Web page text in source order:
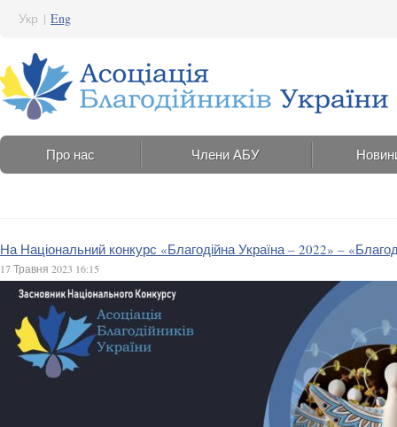
Укр | Eng
Про нас Члени АБУ
На Національний конкурс «Благодійна Україна – 2022» –
17 Травня 2023 16:15